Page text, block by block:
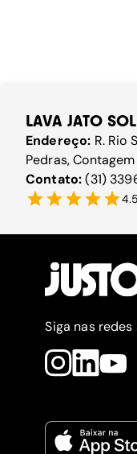
LAVA JATO
Endereço: R. Rio
Pedras,
Contato:(31)
4.5
Siga nas